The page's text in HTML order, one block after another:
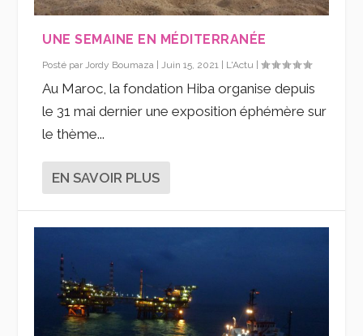
UNE SEMAINE EN MÉDITERRANÉE
Posté parJordy Boumaza |Juin 15, 2021 L'Actu |
Au Maroc, la fondation Hiba organise depuis
le 31 mai dernier une exposition éphémère sur
le thème...
EN SAVOIR PLUS